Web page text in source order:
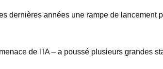
dernières années une rampe de lancement
de l'IA – a poussé plusieurs grandes